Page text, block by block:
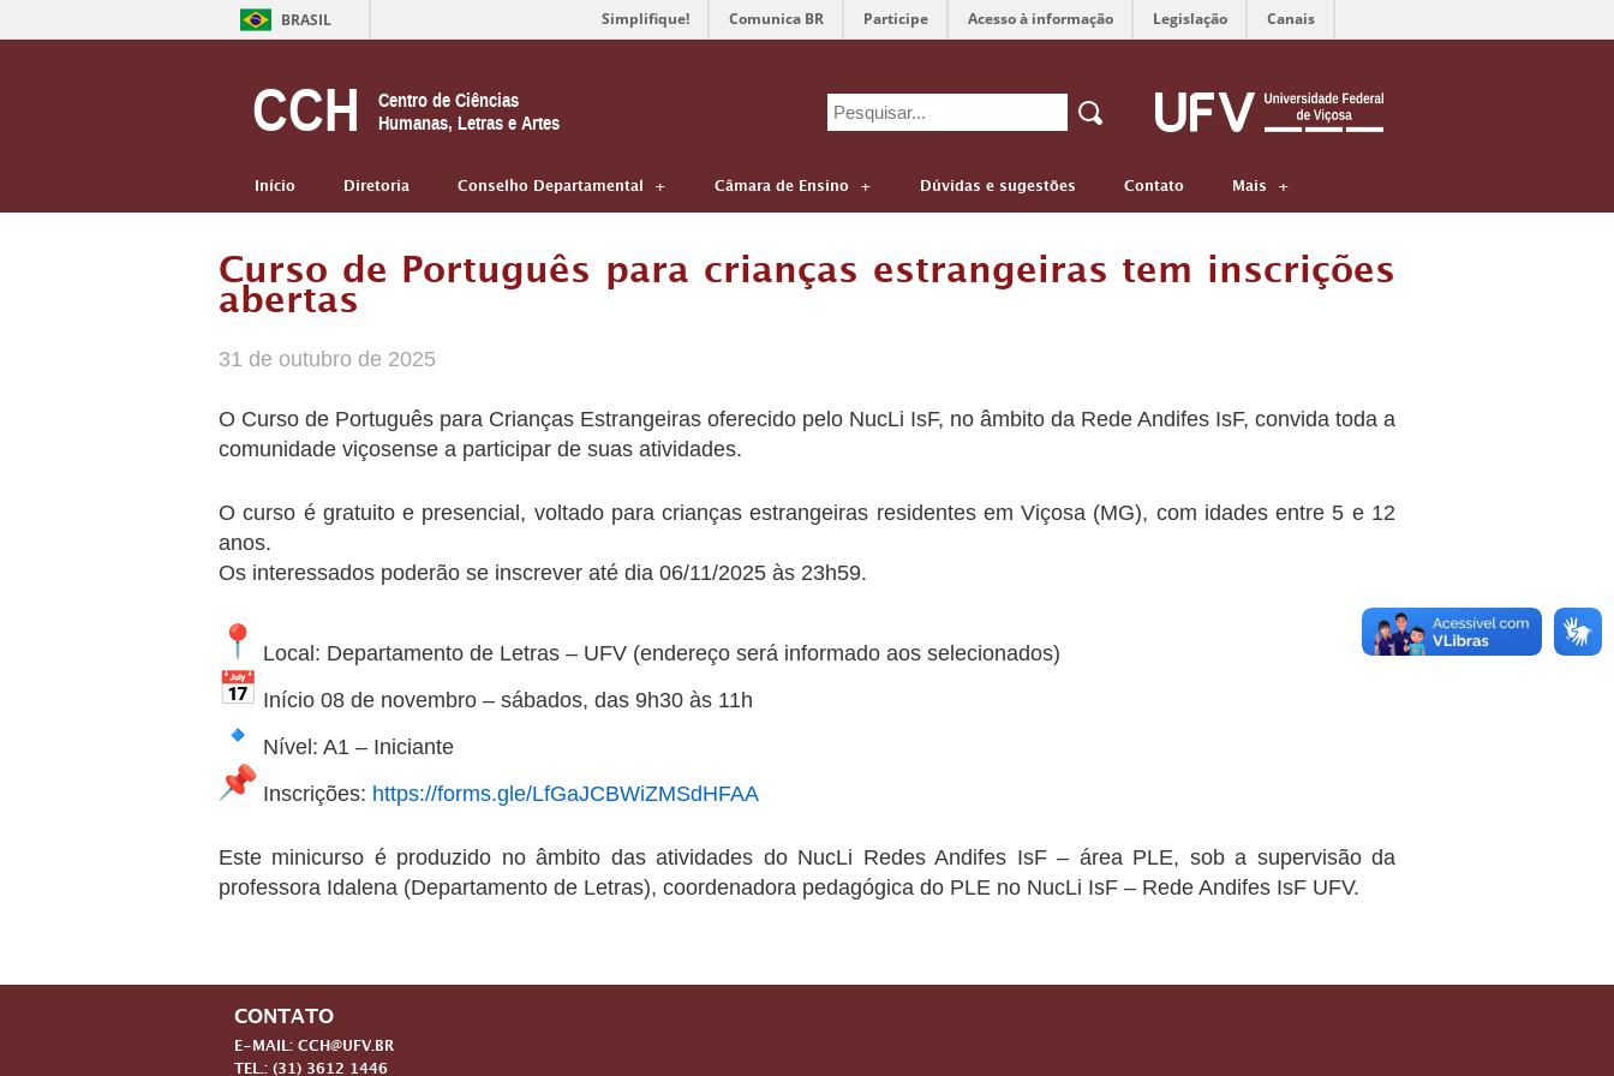
BRASIL Simplifique! Comunica BR Participe Acesso à informação Legislação Canais
CCH
Centro de Ciências
Humanas, Letras e Artes
Search
for:
Início Diretoria Conselho Departamental Câmara de Ensino Dúvidas e sugestões Contato Mais
Curso de Português para crianças estrangeiras tem inscrições
abertas
31 de outubro de 2025
O Curso de Português para Crianças Estrangeiras oferecido pelo NucLi IsF, no âmbito da Rede Andifes IsF, convida toda a
comunidade viçosense a participar de suas atividades.
O curso é gratuito e presencial, voltado para crianças estrangeiras residentes em Viçosa (MG), com idades entre 5 e 12
anos.
Os interessados poderão se inscrever até dia 06/11/2025 às 23h59.
Local: Departamento de Letras – UFV (endereço será informado aos selecionados)
Início 08 de novembro – sábados, das 9h30 às 11h
Nível: A1 – Iniciante
Inscrições: https://forms.gle/LfGaJCBWiZMSdHFAA
Este minicurso é produzido no âmbito das atividades do NucLi Redes Andifes IsF – área PLE, sob a supervisão da
professora Idalena (Departamento de Letras), coordenadora pedagógica do PLE no NucLi IsF – Rede Andifes IsF UFV.
CONTATO
E-MAIL: CCH@UFV.BR